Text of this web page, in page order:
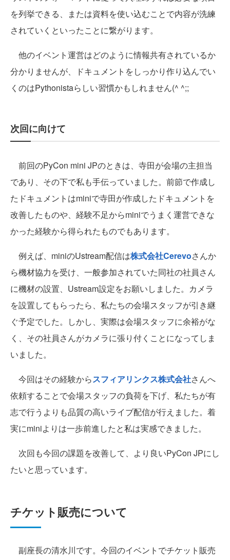
を列挙できる、または資料を使い込むことで内容が洗練
されていくといったことに繋がります。
他のイベント運営はどのように情報共有されているか
分かりませんが、ドキュメントをしっかり作り込んでい
くのはPythonistaらしい習慣かもしれません(^ ^;;
次回に向けて
前回のPyCon mini JPのときは、寺田が会場の主担当
であり、その下で私も手伝っていました。前節で作成し
たドキュメントはminiで寺田が作成したドキュメントを
改善したものや、経験不足からminiでうまく運営できな
かった経験から得られたものでもあります。
例えば、miniのUstream配信は株式会社Cerevoさんか
ら機材協力を受け、一般参加されていた同社の社員さん
に機材の設置、Ustream設定をお願いしました。カメラ
を設置してもらったら、私たちの会場スタッフが引き継
ぐ予定でした。しかし、実際は会場スタッフに余裕がな
く、その社員さんがカメラに張り付くことになってしま
いました。
今回はその経験からスフィアリンクス株式会社さんへ
依頼することで会場スタッフの負荷を下げ、私たちが有
志で行うよりも品質の高いライブ配信が行えました。着
実にminiよりは一歩前進したと私は実感できました。
次回も今回の課題を改善して、より良いPyCon JPにし
たいと思っています。
チケット販売について
副座長の清水川です。今回のイベントでチケット販売